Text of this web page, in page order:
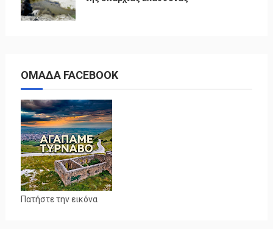
ΟΜΑΔΑ FACEBOOK
Πατήστε την εικόνα